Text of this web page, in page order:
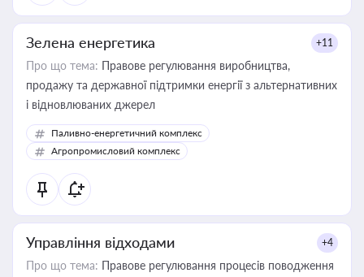
Зелена енергетика +11
Про що тема: Правове регулювання виробництва,
продажу та державної підтримки енергії з альтернативних
і відновлюваних джерел
Паливно-енергетичний комплекс
Агропромисловий комплекс
Управління відходами +4
Про що тема: Правове регулювання процесів поводження